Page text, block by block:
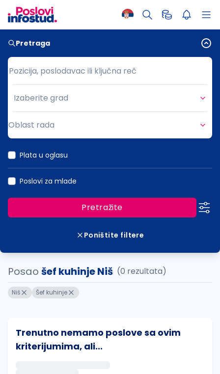
Pretraga
Pozicija, poslodavac ili ključna reč
Pozicija, poslodavac ili ključna reč
Grad
Izaberite grad
Oblast rada
Plata u oglasu
Poslovi za mlade
Pretražite
Poništite filtere
Posao šef kuhinje Niš (0 rezultata)
Niš Šef kuhinje
Trenutno nemamo poslove sa ovim
kriterijumima, ali...